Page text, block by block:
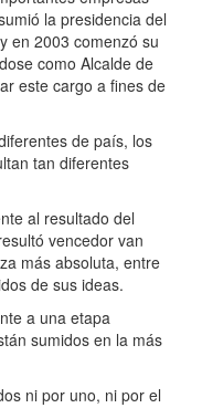
la presidencia del
en 2003 comenzó su
como Alcalde de
este cargo a fines de
de país, los
tan diferentes
al resultado del
vencedor van
más absoluta, entre
de sus ideas.
a una etapa
sumidos en la más
ni por uno, ni por el